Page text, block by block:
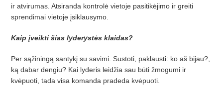
ir atvirumas. Atsiranda kontrolė vietoje pasitikėjimo ir greiti
sprendimai vietoje įsiklausymo.
Kaip įveikti šias lyderystės klaidas?
Per sąžiningą santykį su savimi. Sustoti, paklausti: ko aš bijau?,
ką dabar dengiu? Kai lyderis leidžia sau būti žmogumi ir
kvėpuoti, tada visa komanda pradeda kvėpuoti.